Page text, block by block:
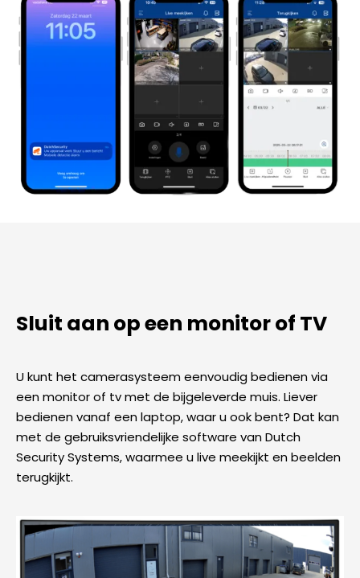
Sluit aan op een monitor of TV
U kunt het camerasysteem eenvoudig bedienen via
een monitor of tv met de bijgeleverde muis. Liever
bedienen vanaf een laptop, waar u ook bent? Dat kan
met de gebruiksvriendelijke software van Dutch
Security Systems, waarmee u live meekijkt en beelden
terugkijkt.